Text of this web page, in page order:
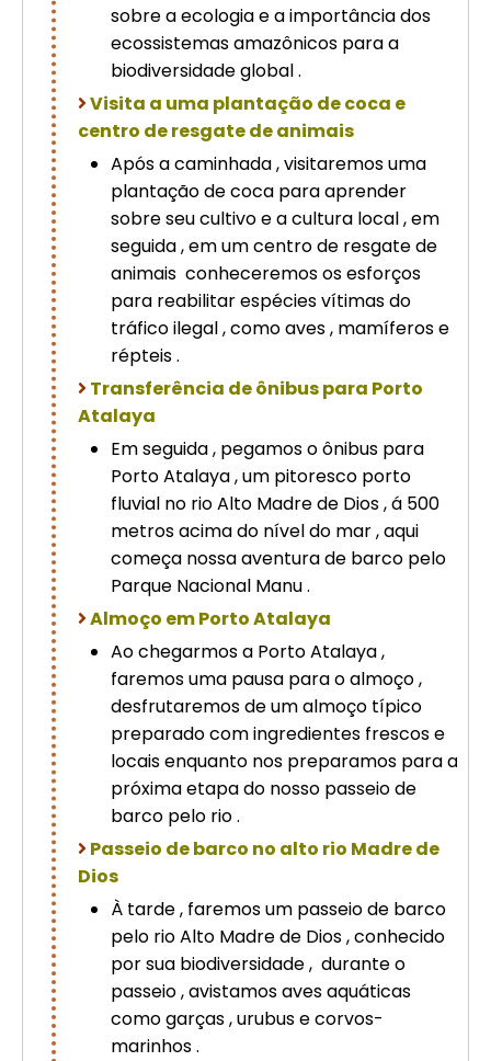
sobre a ecologia e a importância dos
ecossistemas amazônicos para a
biodiversidade global .
Visita a uma plantação de coca e
centro de resgate de animais
Após a caminhada , visitaremos uma
plantação de coca para aprender
sobre seu cultivo e a cultura local , em
seguida , em um centro de resgate de
animais conheceremos os esforços
para reabilitar espécies vítimas do
tráfico ilegal , como aves , mamíferos e
répteis .
Transferência de ônibus para Porto
Atalaya
Em seguida , pegamos o ônibus para
Porto Atalaya , um pitoresco porto
fluvial no rio Alto Madre de Dios , á 500
metros acima do nível do mar , aqui
começa nossa aventura de barco pelo
Parque Nacional Manu .
Almoço em Porto Atalaya
Ao chegarmos a Porto Atalaya ,
faremos uma pausa para o almoço ,
desfrutaremos de um almoço típico
preparado com ingredientes frescos e
locais enquanto nos preparamos para a
próxima etapa do nosso passeio de
barco pelo rio .
Passeio de barco no alto rio Madre de
Dios
À tarde , faremos um passeio de barco
pelo rio Alto Madre de Dios , conhecido
por sua biodiversidade , durante o
passeio , avistamos aves aquáticas
como garças , urubus e corvos-
marinhos .